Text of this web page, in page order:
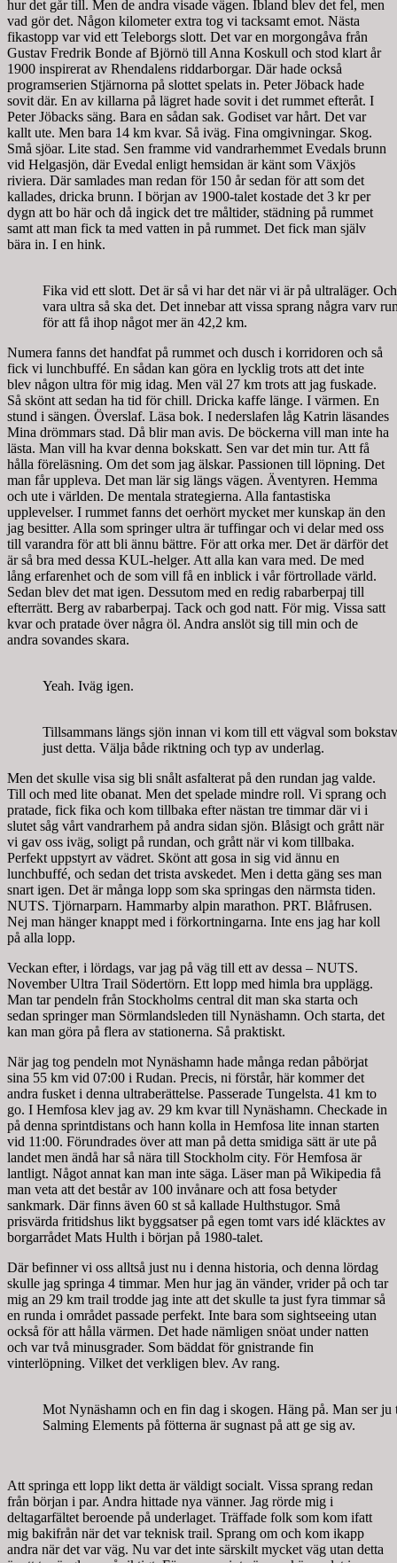
hur det går till. Men de andra visade vägen. Ibland blev det fel, men
vad gör det. Någon kilometer extra tog vi tacksamt emot. Nästa
fikastopp var vid ett Teleborgs slott. Det var en morgongåva från
Gustav Fredrik Bonde af Björnö till Anna Koskull och stod klart år
1900 inspirerat av Rhendalens riddarborgar. Där hade också
programserien Stjärnorna på slottet spelats in. Peter Jöback hade
sovit där. En av killarna på lägret hade sovit i det rummet efteråt. I
Peter Jöbacks säng. Bara en sådan sak. Godiset var hårt. Det var
kallt ute. Men bara 14 km kvar. Så iväg. Fina omgivningar. Skog.
Små sjöar. Lite stad. Sen framme vid vandrarhemmet Evedals brunn
vid Helgasjön, där Evedal enligt hemsidan är känt som Växjös
riviera. Där samlades man redan för 150 år sedan för att som det
kallades, dricka brunn. I början av 1900-talet kostade det 3 kr per
dygn att bo här och då ingick det tre måltider, städning på rummet
samt att man fick ta med vatten in på rummet. Det fick man själv
bära in. I en hink.
Fika vid ett slott. Det är så vi har det när vi är på ultraläger.
vara ultra så ska det. Det innebar att vissa sprang några varv
för att få ihop något mer än 42,2 km.
Numera fanns det handfat på rummet och dusch i korridoren och så
fick vi lunchbuffé. En sådan kan göra en lycklig trots att det inte
blev någon ultra för mig idag. Men väl 27 km trots att jag fuskade.
Så skönt att sedan ha tid för chill. Dricka kaffe länge. I värmen. En
stund i sängen. Överslaf. Läsa bok. I nederslafen låg Katrin läsandes
Mina drömmars stad. Då blir man avis. De böckerna vill man inte ha
lästa. Man vill ha kvar denna bokskatt. Sen var det min tur. Att få
hålla föreläsning. Om det som jag älskar. Passionen till löpning. Det
man får uppleva. Det man lär sig längs vägen. Äventyren. Hemma
och ute i världen. De mentala strategierna. Alla fantastiska
upplevelser. I rummet fanns det oerhört mycket mer kunskap än den
jag besitter. Alla som springer ultra är tuffingar och vi delar med oss
till varandra för att bli ännu bättre. För att orka mer. Det är därför det
är så bra med dessa KUL-helger. Att alla kan vara med. De med
lång erfarenhet och de som vill få en inblick i vår förtrollade värld.
Sedan blev det mat igen. Dessutom med en redig rabarberpaj till
efterrätt. Berg av rabarberpaj. Tack och god natt. För mig. Vissa satt
kvar och pratade över några öl. Andra anslöt sig till min och de
andra sovandes skara.
Yeah. Iväg igen.
Tillsammans längs sjön innan vi kom till ett vägval som
just detta. Välja både riktning och typ av underlag.
Men det skulle visa sig bli snålt asfalterat på den rundan jag valde.
Till och med lite obanat. Men det spelade mindre roll. Vi sprang och
pratade, fick fika och kom tillbaka efter nästan tre timmar där vi i
slutet såg vårt vandrarhem på andra sidan sjön. Blåsigt och grått när
vi gav oss iväg, soligt på rundan, och grått när vi kom tillbaka.
Perfekt uppstyrt av vädret. Skönt att gosa in sig vid ännu en
lunchbuffé, och sedan det trista avskedet. Men i detta gäng ses man
snart igen. Det är många lopp som ska springas den närmsta tiden.
NUTS. Tjörnarparn. Hammarby alpin marathon. PRT. Blåfrusen.
Nej man hänger knappt med i förkortningarna. Inte ens jag har koll
på alla lopp.
Veckan efter, i lördags, var jag på väg till ett av dessa – NUTS.
November Ultra Trail Södertörn. Ett lopp med himla bra upplägg.
Man tar pendeln från Stockholms central dit man ska starta och
sedan springer man Sörmlandsleden till Nynäshamn. Och starta, det
kan man göra på flera av stationerna. Så praktiskt.
När jag tog pendeln mot Nynäshamn hade många redan påbörjat
sina 55 km vid 07:00 i Rudan. Precis, ni förstår, här kommer det
andra fusket i denna ultraberättelse. Passerade Tungelsta. 41 km to
go. I Hemfosa klev jag av. 29 km kvar till Nynäshamn. Checkade in
på denna sprintdistans och hann kolla in Hemfosa lite innan starten
vid 11:00. Förundrades över att man på detta smidiga sätt är ute på
landet men ändå har så nära till Stockholm city. För Hemfosa är
lantligt. Något annat kan man inte säga. Läser man på Wikipedia få
man veta att det består av 100 invånare och att fosa betyder
sankmark. Där finns även 60 st så kallade Hulthstugor. Små
prisvärda fritidshus likt byggsatser på egen tomt vars idé kläcktes av
borgarrådet Mats Hulth i början på 1980-talet.
Där befinner vi oss alltså just nu i denna historia, och denna lördag
skulle jag springa 4 timmar. Men hur jag än vänder, vrider på och tar
mig an 29 km trail trodde jag inte att det skulle ta just fyra timmar så
en runda i området passade perfekt. Inte bara som sightseeing utan
också för att hålla värmen. Det hade nämligen snöat under natten
och var två minusgrader. Som bäddat för gnistrande fin
vinterlöpning. Vilket det verkligen blev. Av rang.
Mot Nynäshamn och en fin dag i skogen. Häng på. Man ser
Salming Elements på fötterna är sugnast på att ge sig av.
Att springa ett lopp likt detta är väldigt socialt. Vissa sprang redan
från början i par. Andra hittade nya vänner. Jag rörde mig i
deltagarfältet beroende på underlaget. Träffade folk som kom ifatt
mig bakifrån när det var teknisk trail. Sprang om och kom ikapp
andra när det var väg. Nu var det inte särskilt mycket väg utan detta